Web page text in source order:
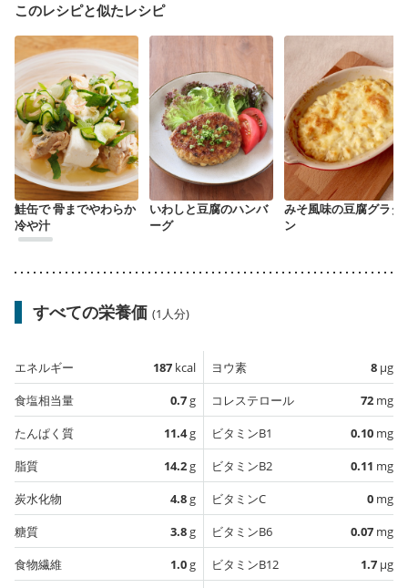
このレシピと似たレシピ
鮭缶で 骨までやわらか
冷や汁
いわしと豆腐のハンバ
ーグ
みそ風味の豆腐グラタ
ン
すべての栄養価 (1人分)
エネルギー 187 kcal
食塩相当量
0.7g
たんぱく質
11.4g
脂質
14.2g
炭水化物
4.8g
糖質
3.8g
食物繊維
1.0g
ヨウ素 8 µg
コレステロール
72 mg
ビタミンB1
0.10 mg
ビタミンB2
0.11 mg
ビタミンC
0 mg
ビタミンB6
0.07 mg
ビタミンB12
1.7 µg